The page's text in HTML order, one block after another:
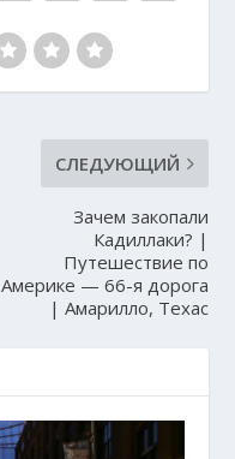
СЛЕДУЮЩИЙ
Зачем закопали
Кадиллаки? |
Путешествие по
Америке — 66-я дорога
| Амарилло, Техас